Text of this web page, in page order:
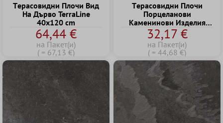
Tерасовидни Плочи Bид
Hа Дърво TerraLine
40x120 cm
64,44 €
на Пакет(и)
( = 67,13 €)
Tерасовидни Плочи
Порцеланови
Kаменинови Изделия
McClave Бежово 60x60x2
cm
32,17 €
на Пакет(и)
( = 44,68 €)